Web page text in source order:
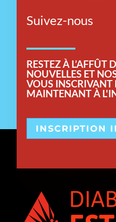
Suivez-nous
RESTEZÀ L’AFFÛT
NOUVELLES ET
VOUS INSCRIVANT
MAINTENANT À
INSCRIPTION